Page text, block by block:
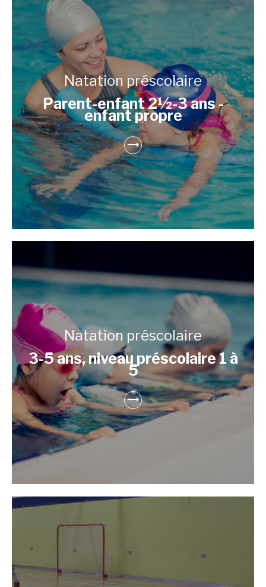
Natation préscolaire
Parent-enfant 2½-3 ans -
enfant propre
Natation préscolaire
3-5 ans, niveau préscolaire 1 à
5